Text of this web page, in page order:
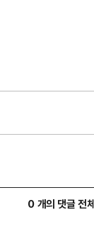
0 개의 댓글 전